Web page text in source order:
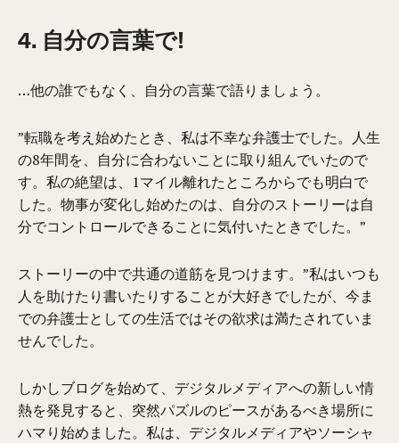
4. 自分の言葉で!
…他の誰でもなく、自分の言葉で語りましょう。
”転職を考え始めたとき、私は不幸な弁護士でした。人生
の8年間を、自分に合わないことに取り組んでいたので
す。私の絶望は、1マイル離れたところからでも明白で
した。物事が変化し始めたのは、自分のストーリーは自
分でコントロールできることに気付いたときでした。”
ストーリーの中で共通の道筋を見つけます。”私はいつも
人を助けたり書いたりすることが大好きでしたが、今ま
での弁護士としての生活ではその欲求は満たされていま
せんでした。
しかしブログを始めて、デジタルメディアへの新しい情
熱を発見すると、突然パズルのピースがあるべき場所に
ハマり始めました。私は、デジタルメディアやソーシャ